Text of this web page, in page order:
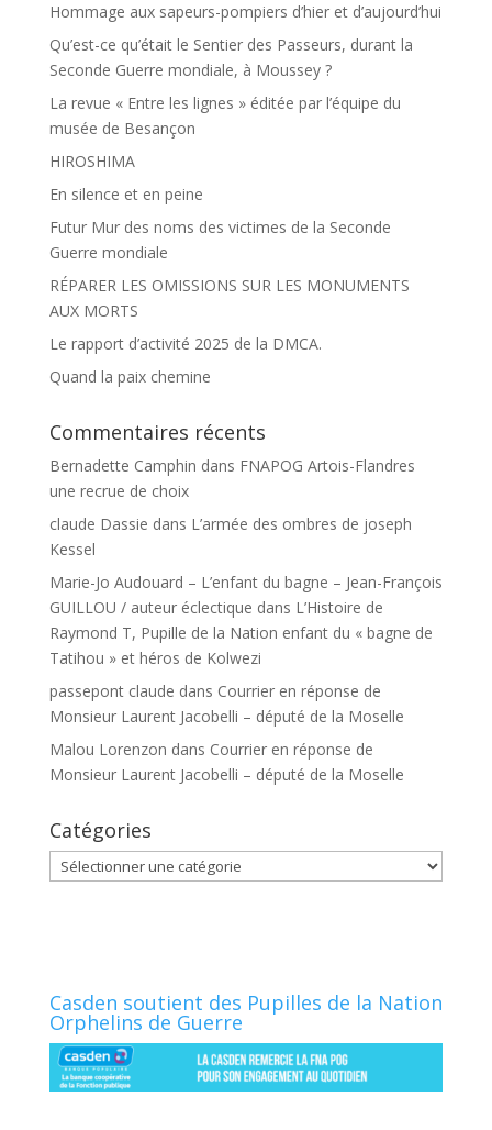
Hommage aux sapeurs-pompiers d’hier et d’aujourd’hui
Qu’est-ce qu’était le Sentier des Passeurs, durant la
Seconde Guerre mondiale, à Moussey ?
La revue « Entre les lignes » éditée par l’équipe du
musée de Besançon
HIROSHIMA
En silence et en peine
Futur Mur des noms des victimes de la Seconde
Guerre mondiale
RÉPARER LES OMISSIONS SUR LES MONUMENTS
AUX MORTS
Le rapport d’activité 2025 de la DMCA.
Quand la paix chemine
Commentaires récents
Bernadette Camphin dans FNAPOG Artois-Flandres
une recrue de choix
claude Dassie dans L’armée des ombres de joseph
Kessel
Marie-Jo Audouard – L’enfant du bagne – Jean-François
GUILLOU / auteur éclectique dans L’Histoire de
Raymond T, Pupille de la Nation enfant du « bagne de
Tatihou » et héros de Kolwezi
passepont claude dans Courrier en réponse de
Monsieur Laurent Jacobelli – député de la Moselle
Malou Lorenzon dans Courrier en réponse de
Monsieur Laurent Jacobelli – député de la Moselle
Catégories
Catégories
Casden soutient des Pupilles de la Nation
Orphelins de Guerre